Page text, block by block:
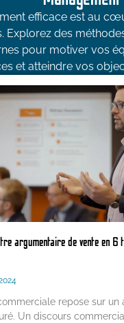
efficace est au
Explorez des
pour motiver vos
et atteindre vos
argumentaire de vente en 6
repose sur
Un discours